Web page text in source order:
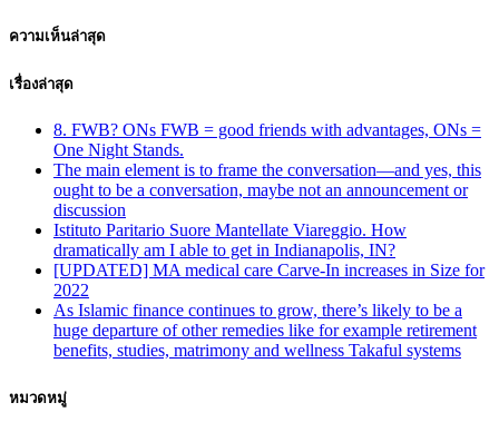
ความเห็นล่าสุด
เรื่องล่าสุด
8. FWB? ONs FWB = good friends with advantages, ONs =
One Night Stands.
The main element is to frame the conversation—and yes, this
ought to be a conversation, maybe not an announcement or
discussion
Istituto Paritario Suore Mantellate Viareggio. How
dramatically am I able to get in Indianapolis, IN?
[UPDATED] MA medical care Carve-In increases in Size for
2022
As Islamic finance continues to grow, there’s likely to be a
huge departure of other remedies like for example retirement
benefits, studies, matrimony and wellness Takaful systems
หมวดหมู่